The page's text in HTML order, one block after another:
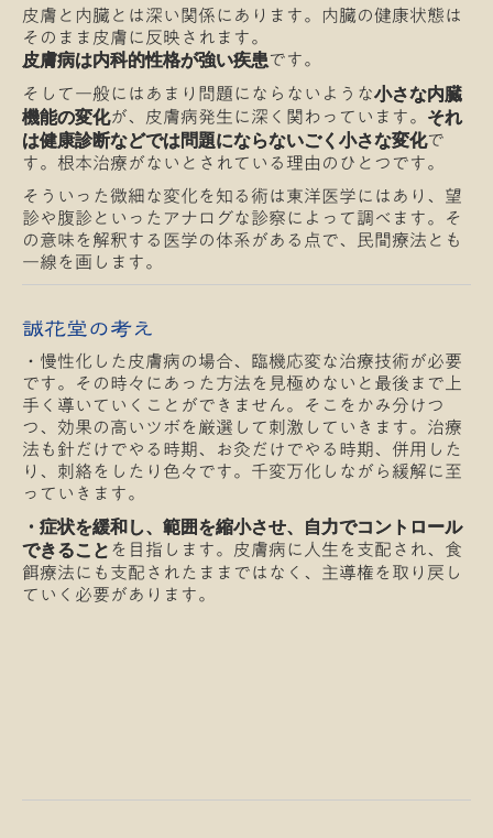
皮膚と内臓とは深い関係にあります。内臓の健康状態は
そのまま皮膚に反映されます。
皮膚病は内科的性格が強い疾患です。
そして一般にはあまり問題にならないような小さな内臓
機能の変化が、皮膚病発生に深く関わっています。
それ
は健康診断などでは問題にならないごく小さな変化で
す。根本治療がないとされている理由のひとつです。
そういった微細な変化を知る術は東洋医学にはあり、望
診や腹診といったアナログな診察によって調べます。そ
の意味を解釈する医学の体系がある点で、民間療法とも
一線を画します。
誠花堂の考え
・慢性化した皮膚病の場合、臨機応変な治療技術が必要
です。その時々にあった方法を見極めないと最後まで上
手く導いていくことができません。そこをかみ分けつ
つ、効果の高いツボを厳選して刺激していきます。治療
法も針だけでやる時期、お灸だけでやる時期、併用した
り、刺絡をしたり色々です。千変万化しながら緩解に至
っていきます。
・症状を緩和し、範囲を縮小させ、自力でコントロール
できること を目指します。皮膚病に人生を支配され、食
餌療法にも支配されたままではなく、主導権を取り戻し
ていく必要があります。